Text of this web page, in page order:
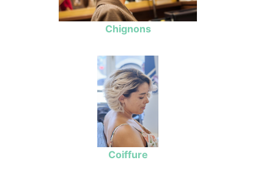
Chignons
Coiffure